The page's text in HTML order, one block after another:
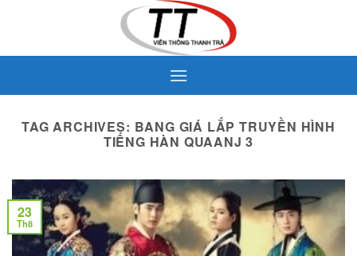
TAG ARCHIVES: BANG GIÁ LẮP TRUYỀN HÌNH
TIẾNG HÀN QUAANJ 3
23
Th8